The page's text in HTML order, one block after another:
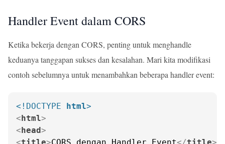
Handler Event dalam CORS
Ketika bekerja dengan CORS, penting untuk menghandle
keduanya tanggapan sukses dan kesalahan. Mari kita modifikasi
contoh sebelumnya untuk menambahkan beberapa handler event:
<!DOCTYPE html>
<html>
<head>